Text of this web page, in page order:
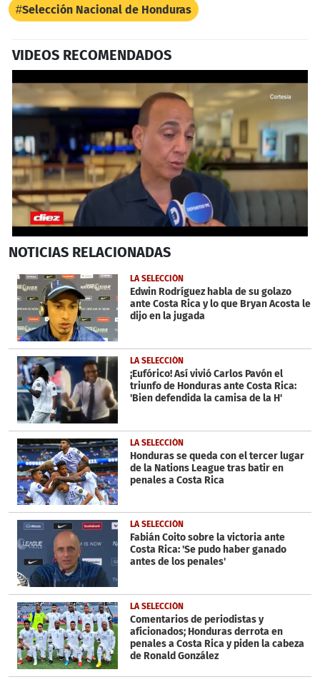
Selección Nacional de Honduras
VIDEOS RECOMENDADOS
seconds
3
minutes,
11
seconds
NOTICIAS RELACIONADAS
LA SELECCIÓN
Edwin Rodríguez habla de su golazo
ante Costa Rica y lo que Bryan Acosta le
dijo en la jugada
LA SELECCIÓN
¡Eufórico! Así vivió Carlos Pavón el
triunfo de Honduras ante Costa Rica:
'Bien defendida la camisa de la H'
LA SELECCIÓN
Honduras se queda con el tercer lugar
de la Nations League tras batir en
penales a Costa Rica
LA SELECCIÓN
Fabián Coito sobre la victoria ante
Costa Rica: 'Se pudo haber ganado
antes de los penales'
LA SELECCIÓN
Comentarios de periodistas y
aficionados; Honduras derrota en
penales a Costa Rica y piden la cabeza
de Ronald González